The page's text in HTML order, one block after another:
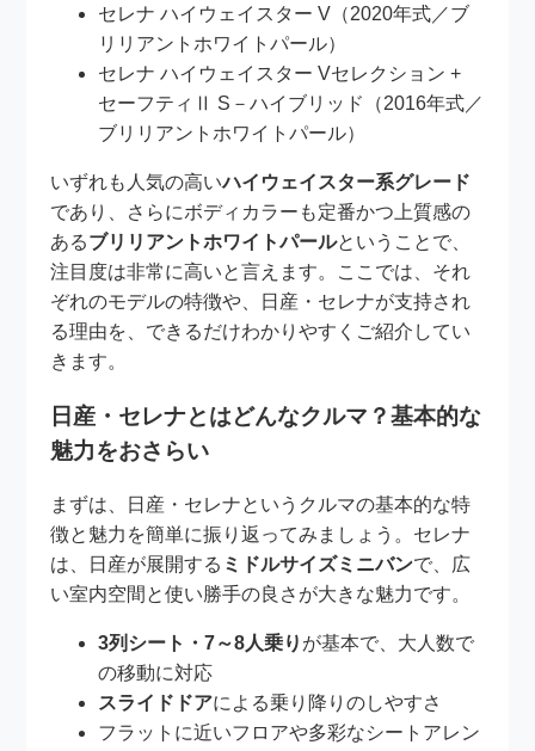
セレナ ハイウェイスター V（2020年式／ブ
リリアントホワイトパール）
セレナ ハイウェイスター Vセレクション +
セーフティⅡ S－ハイブリッド（2016年式／
ブリリアントホワイトパール）
いずれも人気の高いハイウェイスター系グレード
であり、さらにボディカラーも定番かつ上質感の
あるブリリアントホワイトパールということで、
注目度は非常に高いと言えます。ここでは、それ
ぞれのモデルの特徴や、日産・セレナが支持され
る理由を、できるだけわかりやすくご紹介してい
きます。
日産・セレナとはどんなクルマ？基本的な
魅力をおさらい
まずは、日産・セレナというクルマの基本的な特
徴と魅力を簡単に振り返ってみましょう。セレナ
は、日産が展開する ミドルサイズミニバンで、広
い室内空間と使い勝手の良さが大きな魅力です。
3列シート・7～8人乗り が基本で、大人数で
の移動に対応
スライドドアによる乗り降りのしやすさ
フラットに近いフロアや多彩なシートアレン